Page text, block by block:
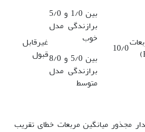
10/0
بین 1/0 و 5/0
برازندگی مدل
خوب
بین 5/0 و 8/0
برازندگی مدل
متوسط
غیرقابل
قبول
مجذور میانگین مربعات خطای تقریب